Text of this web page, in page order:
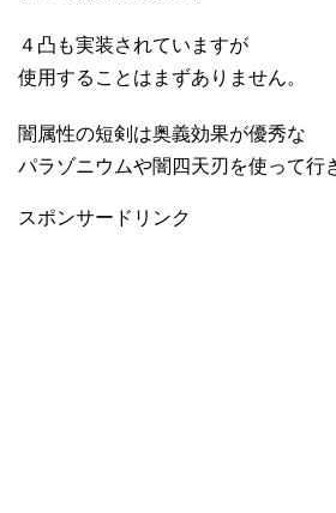
４凸も実装されていますが
使用することはまずありません。
闇属性の短剣は奥義効果が優秀な
パラゾニウムや闇四天刃を使って行
スポンサードリンク